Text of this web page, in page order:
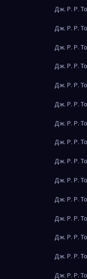
Дж. Р. Р.
Дж. Р. Р.
Дж. Р. Р.
Дж. Р. Р.
Дж. Р. Р.
Дж. Р. Р.
Дж. Р. Р.
Дж. Р. Р.
Дж. Р. Р.
Дж. Р. Р.
Дж. Р. Р.
Дж. Р. Р.
Дж. Р. Р.
Дж. Р. Р.
Дж. Р. Р.